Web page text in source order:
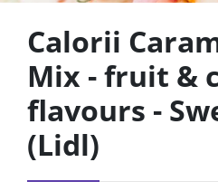
Calorii
Mix - fruit &
flavours -
(Lidl)